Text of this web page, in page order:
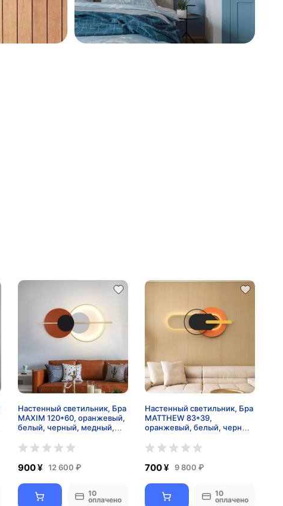
Настенный светильник, Бра
MAXIM 120*60, оранжевый,
белый, черный, медный,
900 ¥ 12 600 ₽
10
оплачено
Настенный светильник, Бра
MATTHEW 83*39,
оранжевый, белый, черный,
700 ¥ 9 800 ₽
10
оплачено